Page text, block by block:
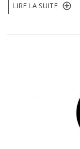
LIRE LA SUITE